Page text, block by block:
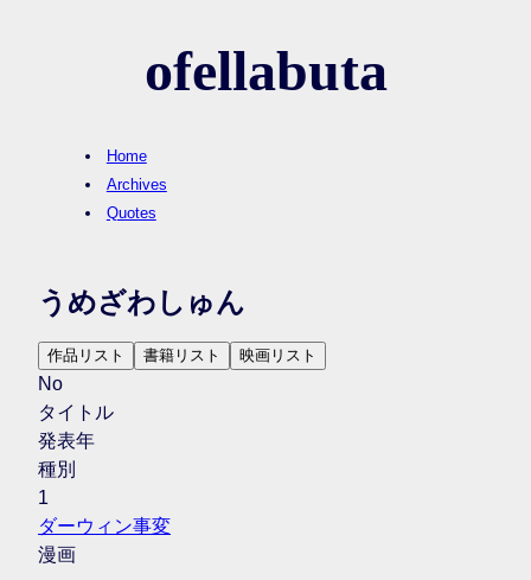
ofellabuta
Home
Archives
Quotes
うめざわしゅん
作品リスト 書籍リスト 映画リスト
No
タイトル
発表年
種別
1
ダーウィン事変
漫画